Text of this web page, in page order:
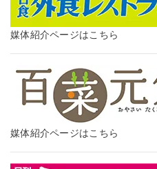
媒体紹介ページはこちら
媒体紹介ページはこちら